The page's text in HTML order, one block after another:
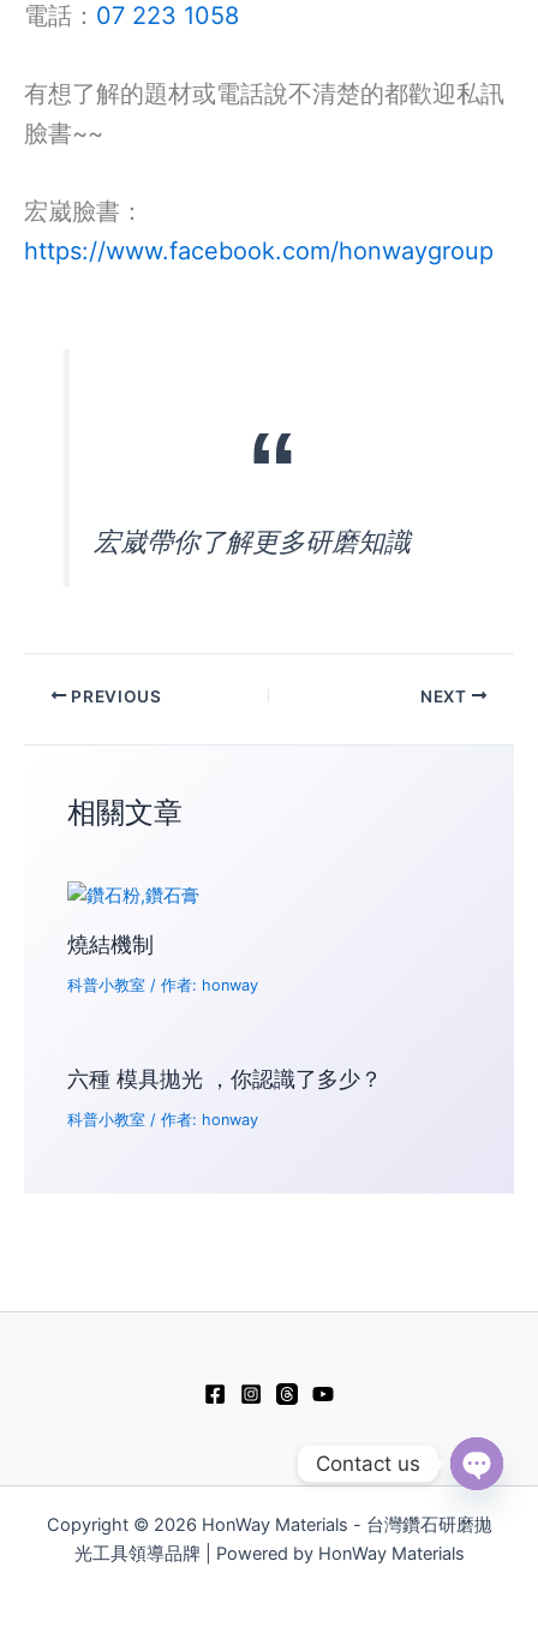
電話： 07 223 1058
有想了解的題材或電話說不清楚的都歡迎私訊
臉書~~
宏崴臉書：
https://www.facebook.com/honwaygroup
宏崴帶你了解更多研磨知識
PREVIOUS NEXT
相關文章
燒結機制
科普小教室 / 作者: honway
六種 模具拋光 ，你認識了多少？
科普小教室 / 作者: honway
Copyright © 2026 HonWay Materials - 台灣鑽石研磨拋
光工具領導品牌 | Powered by HonWay Materials
Contact us
Open
chaty